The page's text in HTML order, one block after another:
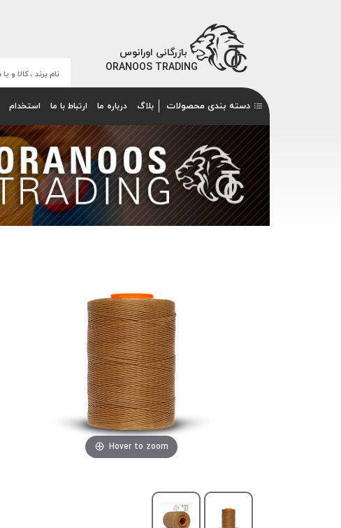
بازرگانی اورانوس
ORANOOS TRADING
دسته بندی محصولات بلاگ درباره ما ارتباط با ما استخدام
Hover to zoom